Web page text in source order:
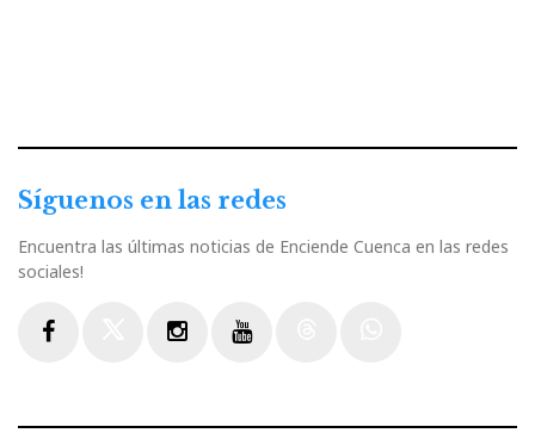
Síguenos en las redes
Encuentra las últimas noticias de Enciende Cuenca en las redes
sociales!